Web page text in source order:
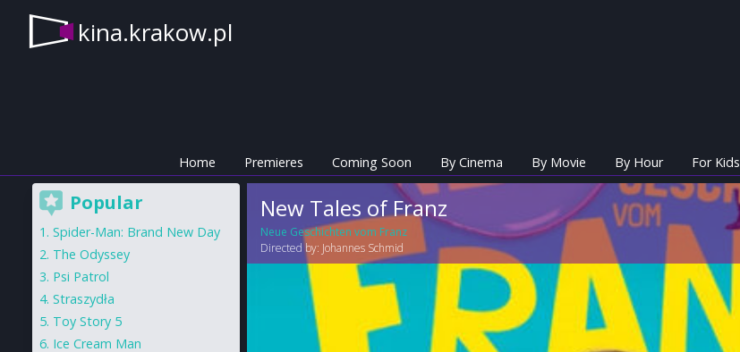
kina.krakow.pl
Home Premieres Coming Soon By Cinema By Movie By Hour For Kids
New Tales of Franz
Neue Geschichten vom Franz
Directed by: Johannes Schmid
Popular
Spider-Man: Brand New Day
The Odyssey
Psi Patrol
Straszydła
Toy Story 5
Ice Cream Man